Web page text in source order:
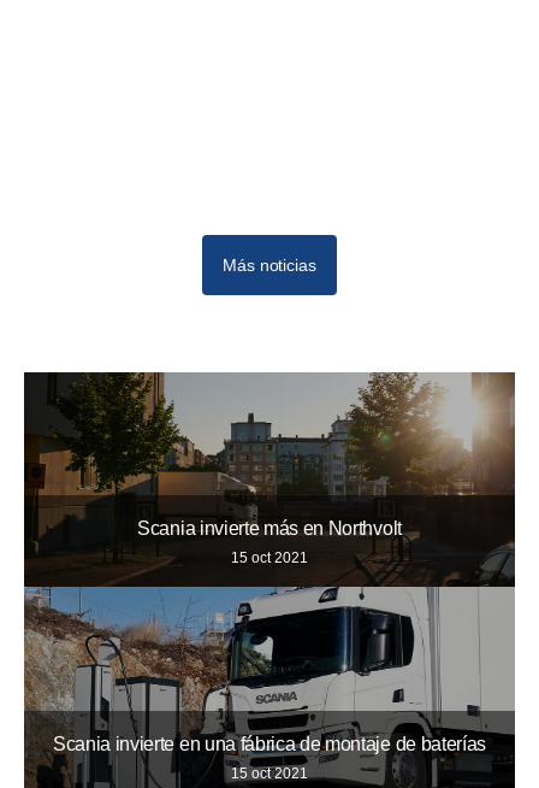
Más noticias
Scania invierte más en Northvolt
15 oct 2021
Scania invierte en una fábrica de montaje de baterías
15 oct 2021